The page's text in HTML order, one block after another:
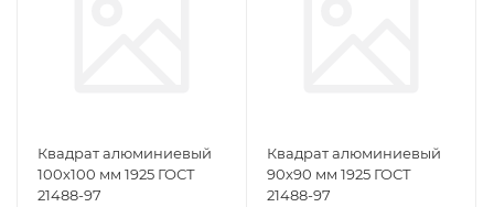
Квадрат алюминиевый
100х100 мм 1925 ГОСТ
21488-97
Квадрат алюминиевый
90х90 мм 1925 ГОСТ
21488-97